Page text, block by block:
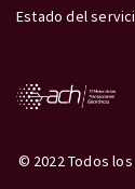
Estado del
© 2022 Todos